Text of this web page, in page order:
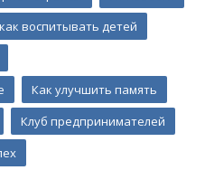
как воспитывать детей
Как улучшить память
Клуб предпринимателей